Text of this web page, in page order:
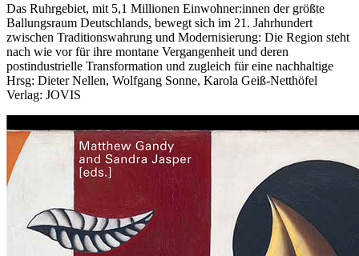
Das Ruhrgebiet, mit 5,1 Millionen Einwohner:innen der größte
Ballungsraum Deutschlands, bewegt sich im 21. Jahrhundert
zwischen Traditionswahrung und Modernisierung: Die Region steht
nach wie vor für ihre montane Vergangenheit und deren
postindustrielle Transformation und zugleich für eine nachhaltige
Hrsg: Dieter Nellen, Wolfgang Sonne, Karola Geiß-Netthöfel
Verlag: JOVIS